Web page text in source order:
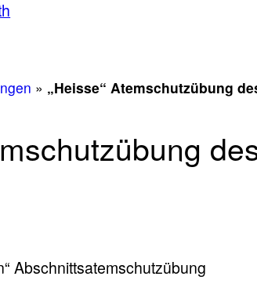
» „Heisse“ Atemschutzübung
Abschnittsatemschutzübung